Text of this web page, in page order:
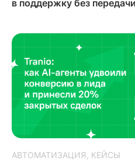
в поддержку без
АВТОМАТИЗАЦИЯ КЕЙСЫ